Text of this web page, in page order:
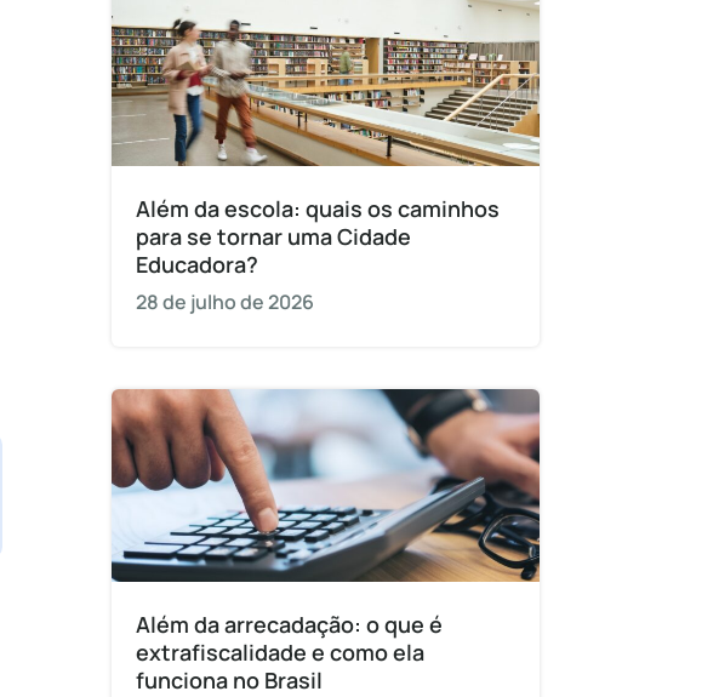
Além da escola: quais os caminhos
para se tornar uma Cidade
Educadora?
28 de julho de 2026
Além da arrecadação: o que é
extrafiscalidade e como ela
funciona no Brasil